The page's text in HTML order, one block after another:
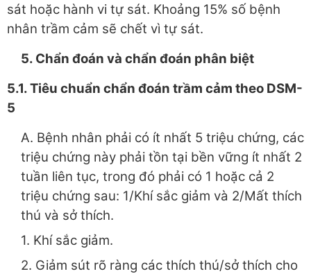
sát hoặc hành vi tự sát. Khoảng 15% số bệnh
nhân trầm cảm sẽ chết vì tự sát.
5. Chẩn đoán và chẩn đoán phân biệt
5.1. Tiêu chuẩn chẩn đoán trầm cảm theo DSM-
5
A. Bệnh nhân phải có ít nhất 5 triệu chứng, các
triệu chứng này phải tồn tại bền vững ít nhất 2
tuần liên tục, trong đó phải có 1 hoặc cả 2
triệu chứng sau: 1/Khí sắc giảm và 2/Mất thích
thú và sở thích.
1. Khí sắc giảm.
2. Giảm sút rõ ràng các thích thú/sở thích cho